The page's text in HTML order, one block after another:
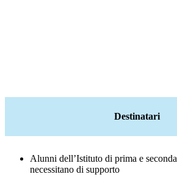
Destinatari
Alunni dell’Istituto di prima e seconda
necessitano di supporto